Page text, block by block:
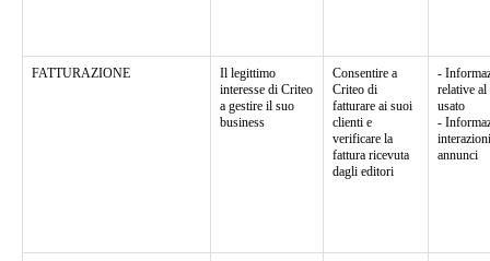
FATTURAZIONE
Il legittimo
interesse di Criteo
a gestire il suo
business
Consentire a
Criteo di
fatturare ai suoi
clienti e
verificare la
fattura ricevuta
dagli editori
-
relative
usato
-
annunci